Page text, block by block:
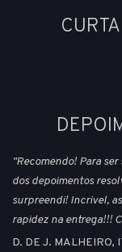
"Recomendo! Para
dos depoimentos
surpreendi! Incrivel,
rapidez na entrega!!!
D. DE J. MALHEIRO,